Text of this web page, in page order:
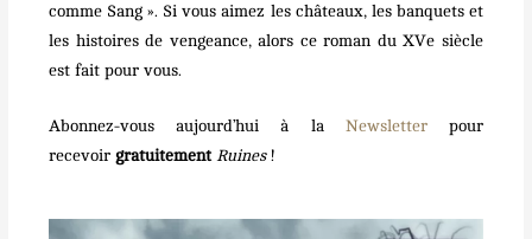
comme Sang ». Si vous aimez les châteaux, les banquets et
les histoires de vengeance, alors ce roman du XVe siècle
est fait pour vous.
Abonnez-vous aujourd’hui à la Newsletterpour
recevoir gratuitement Ruines!